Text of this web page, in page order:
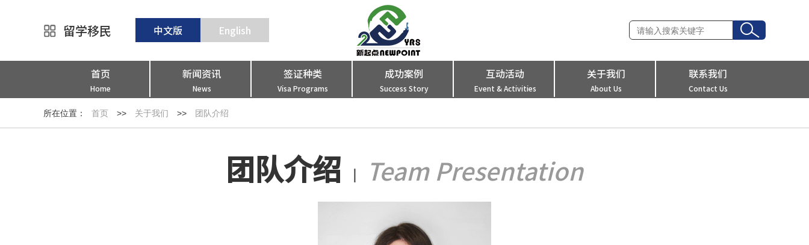
留学移民 中文版 English
首页
Home
新闻资讯
News
签证种类
Visa Programs
成功案例
Success Story
互动活动
Event & Activities
关于我们
About Us
联系我们
Contact Us
所在位置： 首页 >> 关于我们 >> 团队介绍
团队介绍 丨 Team Presentation